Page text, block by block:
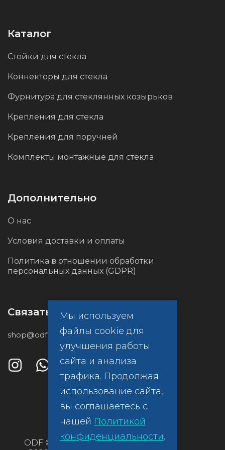
делая его более выразительным и
Это крепление — идеальный выбор для тех,
Он станет ярким акцентом,
подчеркивающим индивидуальность
Каталог
Стойки для стекла
Коннекторы для стекла
Фурнитура для стеклянных козырьков
Крепления для стекла
Крепления для поручней
Комплекты монтажные для стекла
Дополнительно
О нас
Условия доставки и оплаты
Политика в отношении обработки
персональных данных (GDPR)
Связаться с нами
shop@odf.global
ODF ©
Политика
Мы используем
файлы cookie для
улучшения работы
сайта и анализа
трафика. Продолжая
использование сайта,
вы соглашаетесь с
нашей Политикой
конфиденциальности.